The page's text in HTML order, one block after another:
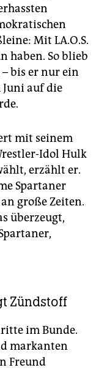
Mit LA.O.S.
haben. So blieb
bis er nur ein
Juni auf die
mit seinem
Idol Hulk
erzählt er.
Spartaner
große Zeiten.
überzeugt,
Zündstoff
im Bunde.
markanten
Freund